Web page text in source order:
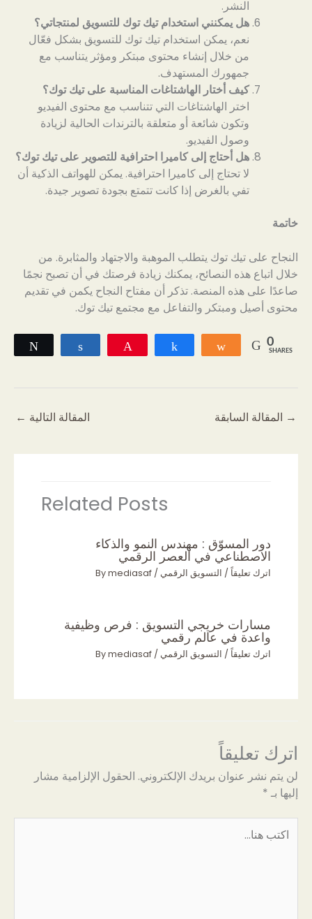
النشر.
هل يمكنني استخدام تيك توك للتسويق لمنتجاتي؟
نعم، يمكن استخدام تيك توك للتسويق بشكل فعّال
من خلال إنشاء محتوى مبتكر ومؤثر يتناسب مع
جمهورك المستهدف.
كيف أختار الهاشتاغات المناسبة على تيك توك؟
اختر الهاشتاغات التي تتناسب مع محتوى الفيديو
وتكون شائعة أو متعلقة بالترندات الحالية لزيادة
وصول الفيديو.
هل أحتاج إلى كاميرا احترافية للتصوير على تيك توك؟
لا تحتاج إلى كاميرا احترافية. يمكن للهواتف الذكية أن
تفي بالغرض إذا كانت تتمتع بجودة تصوير جيدة.
خاتمة
النجاح على تيك توك يتطلب الموهبة والاجتهاد والمثابرة. من
خلال اتباع هذه النصائح، يمكنك زيادة فرصتك في أن تصبح نجمًا
صاعدًا على هذه المنصة. تذكر أن مفتاح النجاح يكمن في تقديم
محتوى أصيل ومبتكر والتفاعل مع مجتمع تيك توك.
Share 0
SHARES
→ المقالة السابقة المقالة التالية ←
Related Posts
دور المسوّق : مهندس النمو والذكاء
الاصطناعي في العصر الرقمي
اترك تعليقاً / التسويق الرقمي / By
mediasaf
مسارات خريجي التسويق : فرص وظيفية
واعدة في عالم رقمي
اترك تعليقاً / التسويق الرقمي / By
mediasaf
اترك تعليقاً
لن يتم نشر عنوان بريدك الإلكتروني. الحقول الإلزامية مشار
إليها بـ *
هنا...